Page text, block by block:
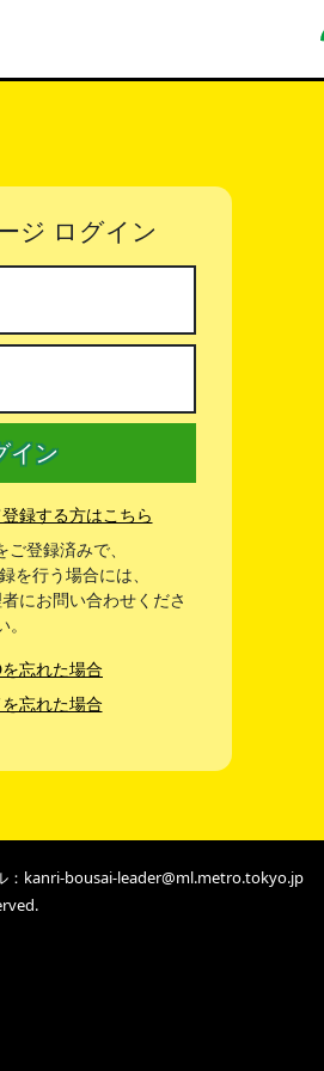
ジ ログイン
イン
録する方はこちら
登録済みで、
を行う場合には、
にお問い合わせくださ
。
忘れた場合
忘れた場合
：kanri-bousai-leader@ml.metro.tokyo.jp